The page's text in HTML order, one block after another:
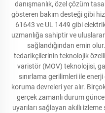
danışmanlık, özel çözüm
gösteren bakım desteği gibi
61643 ve UL 1449 gibi
uzmanlığa sahiptir ve
sağlandığından emin
tedarikçilerinin teknolojik
varistör (MOV) teknolojisi,
sınırlama gerilimleri ile
koruma devreleri yer alır.
gerçek zamanlı durum
uyarıları sağlayan akıllı